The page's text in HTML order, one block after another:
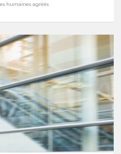
humaines agréés